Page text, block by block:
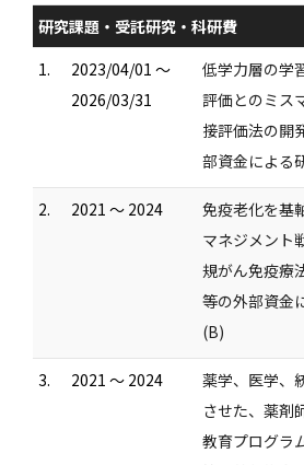
研究課題・受託研究・科研費
1.
2023/04/01 ～
2026/03/31
低学力層の学
評価とのミス
接評価法の開
部資金による
2. 2021 ～ 2024
免疫老化を基
マネジメント
規がん免疫療
等の外部資金
(B)
3. 2021 ～ 2024
薬学、医学、
させた、薬剤
教育プログラ